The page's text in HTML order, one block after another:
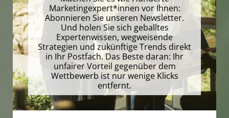
Marketingexpert*innen vor Ihnen:
Abonnieren Sie unseren Newsletter.
Und holen Sie sich geballtes
Expertenwissen, wegweisende
Strategien und zukünftige Trends direkt
in Ihr Postfach. Das Beste daran: Ihr
unfairer Vorteil gegenüber dem
Wettbewerb ist nur wenige Klicks
entfernt.